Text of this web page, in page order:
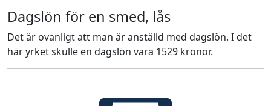
Dagslön för en smed, lås
Det är ovanligt att man är anställd med dagslön. I det
här yrket skulle en dagslön vara 1529 kronor.